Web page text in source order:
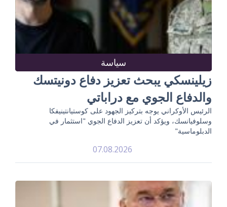
سياسة
زيلينسكي يبحث تعزيز دفاع دونيتسك
والدفاع الجوي مع دراباتي
الرئيس الأوكراني يوجه بتركيز الجهود على كوستيانتينيفكا
وسلوفيانسك، ويؤكد أن تعزيز الدفاع الجوي "استثمار في
الدبلوماسية"
07.08.2026